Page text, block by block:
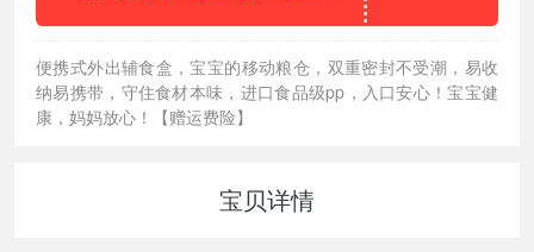
便携式外出辅食盒，宝宝的移动粮仓，双重密封不受潮，易收
纳易携带，守住食材本味，进口食品级pp，入口安心！宝宝健
康，妈妈放心！【赠运费险】
宝贝详情